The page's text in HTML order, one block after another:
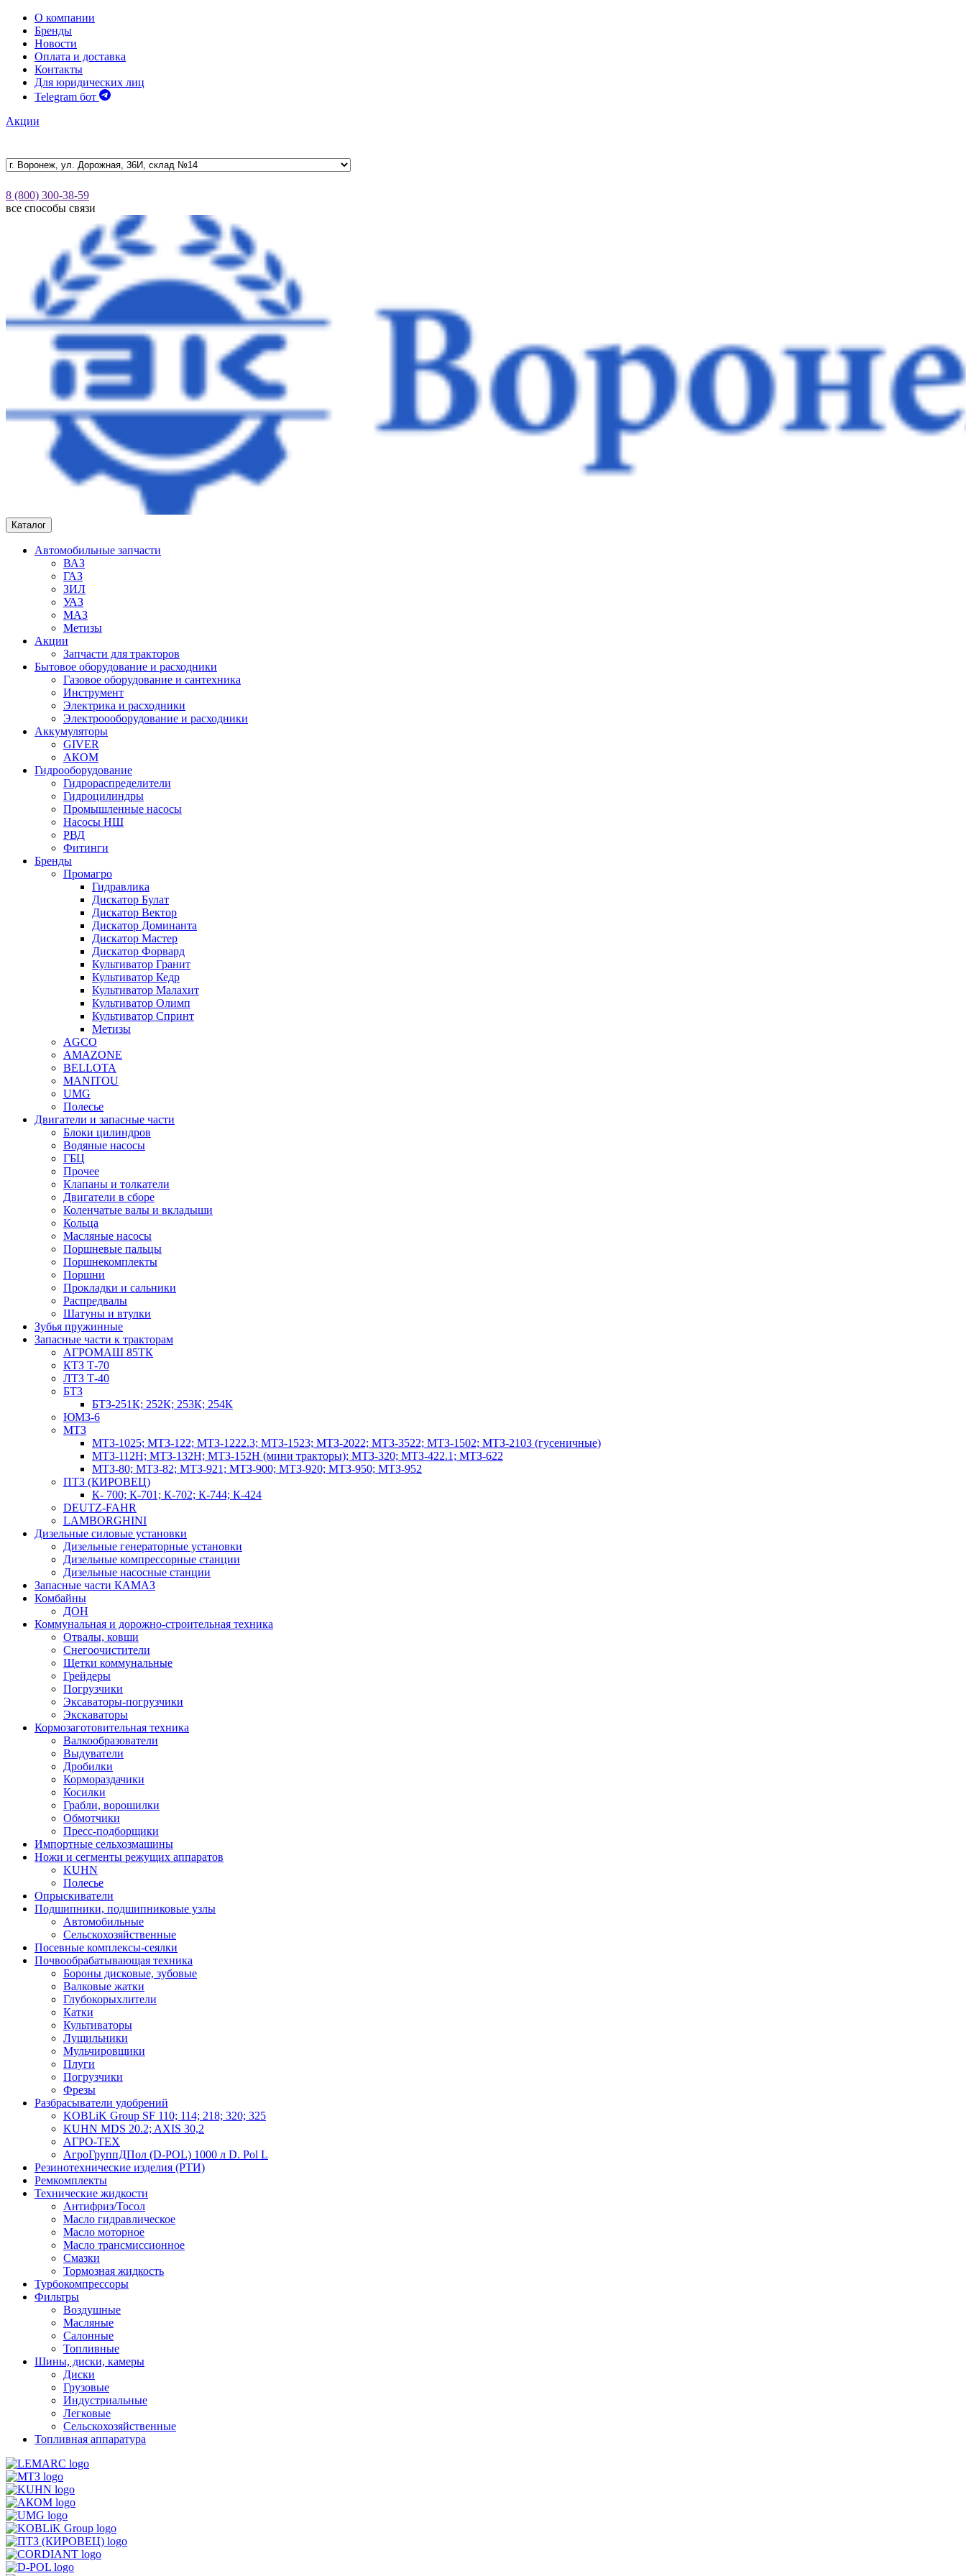
О компании
Бренды
Новости
Оплата и доставка
Контакты
Для юридических лиц
Telegram бот
Акции
8 (800) 300-38-59
все способы связи
Каталог
Автомобильные запчасти
ВАЗ
ГАЗ
ЗИЛ
УАЗ
МАЗ
Метизы
Акции
Запчасти для тракторов
Бытовое оборудование и расходники
Газовое оборудование и сантехника
Инструмент
Электрика и расходники
Электроооборудование и расходники
Аккумуляторы
GIVER
АКОМ
Гидрооборудование
Гидрораспределители
Гидроцилиндры
Промышленные насосы
Насосы НШ
РВД
Фитинги
Бренды
Промагро
Гидравлика
Дискатор Булат
Дискатор Вектор
Дискатор Доминанта
Дискатор Мастер
Дискатор Форвард
Культиватор Гранит
Культиватор Кедр
Культиватор Малахит
Культиватор Олимп
Культиватор Спринт
Метизы
AGCO
AMAZONE
BELLOTA
MANITOU
UMG
Полесье
Двигатели и запасные части
Блоки цилиндров
Водяные насосы
ГБЦ
Прочее
Клапаны и толкатели
Двигатели в сборе
Коленчатые валы и вкладыши
Кольца
Масляные насосы
Поршневые пальцы
Поршнекомплекты
Поршни
Прокладки и сальники
Распредвалы
Шатуны и втулки
Зубья пружинные
Запасные части к тракторам
АГРОМАШ 85ТК
КТЗ Т-70
ЛТЗ Т-40
БТЗ
БТЗ-251К; 252К; 253К; 254К
ЮМЗ-6
МТЗ
МТЗ-1025; МТЗ-122; МТЗ-1222.3; МТЗ-1523; МТЗ-2022; МТЗ-3522; МТЗ-1502; МТЗ-2103 (гусеничные)
МТЗ-112Н; МТЗ-132Н; МТЗ-152Н (мини тракторы); МТЗ-320; МТЗ-422.1; МТЗ-622
МТЗ-80; МТЗ-82; МТЗ-921; МТЗ-900; МТЗ-920; МТЗ-950; МТЗ-952
ПТЗ (КИРОВЕЦ)
К- 700; К-701; К-702; К-744; К-424
DEUTZ-FAHR
LAMBORGHINI
Дизельные силовые установки
Дизельные генераторные установки
Дизельные компрессорные станции
Дизельные насосные станции
Запасные части КАМАЗ
Комбайны
ДОН
Коммунальная и дорожно-строительная техника
Отвалы, ковши
Снегоочистители
Щетки коммунальные
Грейдеры
Погрузчики
Эксаваторы-погрузчики
Экскаваторы
Кормозаготовительная техника
Валкообразователи
Выдуватели
Дробилки
Кормораздачики
Косилки
Грабли, ворошилки
Обмотчики
Пресс-подборщики
Импортные сельхозмашины
Ножи и сегменты режущих аппаратов
KUHN
Полесье
Опрыскиватели
Подшипники, подшипниковые узлы
Автомобильные
Сельскохозяйственные
Посевные комплексы-сеялки
Почвообрабатывающая техника
Бороны дисковые, зубовые
Валковые жатки
Глубокорыхлители
Катки
Культиваторы
Лущильники
Мульчировщики
Плуги
Погрузчики
Фрезы
Разбрасыватели удобрений
KOBLiK Group SF 110; 114; 218; 320; 325
KUHN MDS 20.2; AXIS 30,2
АГРО-ТЕХ
АгроГруппДПол (D-POL) 1000 л D. Pol L
Резинотехнические изделия (РТИ)
Ремкомплекты
Технические жидкости
Антифриз/Тосол
Масло гидравлическое
Масло моторное
Масло трансмиссионное
Смазки
Тормозная жидкость
Турбокомпрессоры
Фильтры
Воздушные
Масляные
Салонные
Топливные
Шины, диски, камеры
Диски
Грузовые
Индустриальные
Легковые
Сельскохозяйственные
Топливная аппаратура